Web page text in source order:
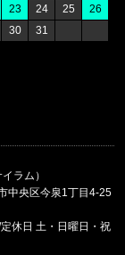
ラム）
中央区今泉1丁目4-25
休日 土・日曜日・祝
23 24 25
26
30 31
す。
す。
ます。